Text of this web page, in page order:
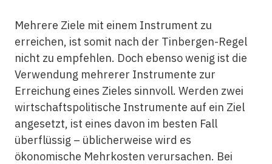
Mehrere Ziele mit einem Instrument zu
erreichen, ist somit nach der Tinbergen-Regel
nicht zu empfehlen. Doch ebenso wenig ist die
Verwendung mehrerer Instrumente zur
Erreichung eines Zieles sinnvoll. Werden zwei
wirtschaftspolitische Instrumente auf ein Ziel
angesetzt, ist eines davon im besten Fall
überflüssig – üblicherweise wird es
ökonomische Mehrkosten verursachen. Bei